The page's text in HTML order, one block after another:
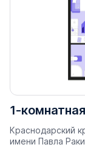
1-комнатная
Краснодарский
имени Павла